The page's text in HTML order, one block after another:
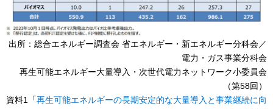
出所：総合エネルギー調査会 省エネルギー・新エネルギー分科会／
電力・ガス事業分科会
再生可能エネルギー大量導入・次世代電力ネットワーク小委員会
（第58回）
資料1「再生可能エネルギーの長期安定的な大量導入と事業継続に向